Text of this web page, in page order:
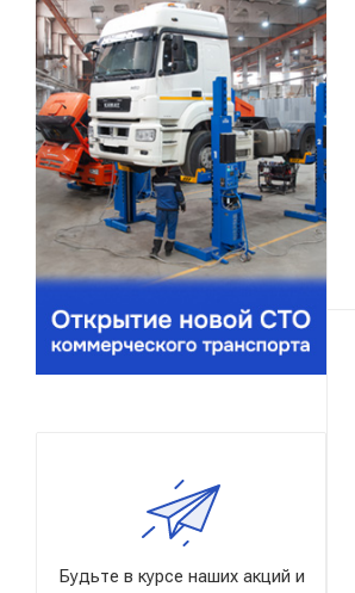
Будьте в курсе наших акций и